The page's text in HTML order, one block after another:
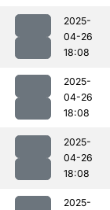
2025-
04-26
18:08
2025-
04-26
18:08
2025-
04-26
18:08
2025-